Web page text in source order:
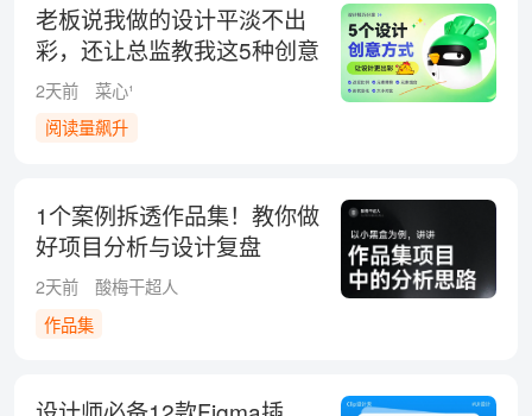
老板说我做的设计平淡不出
彩，还让总监教我这5种创意
方式！
2天前
菜心¹
阅读量飙升
1个案例拆透作品集！教你做
好项目分析与设计复盘
2天前
酸梅干超人
作品集